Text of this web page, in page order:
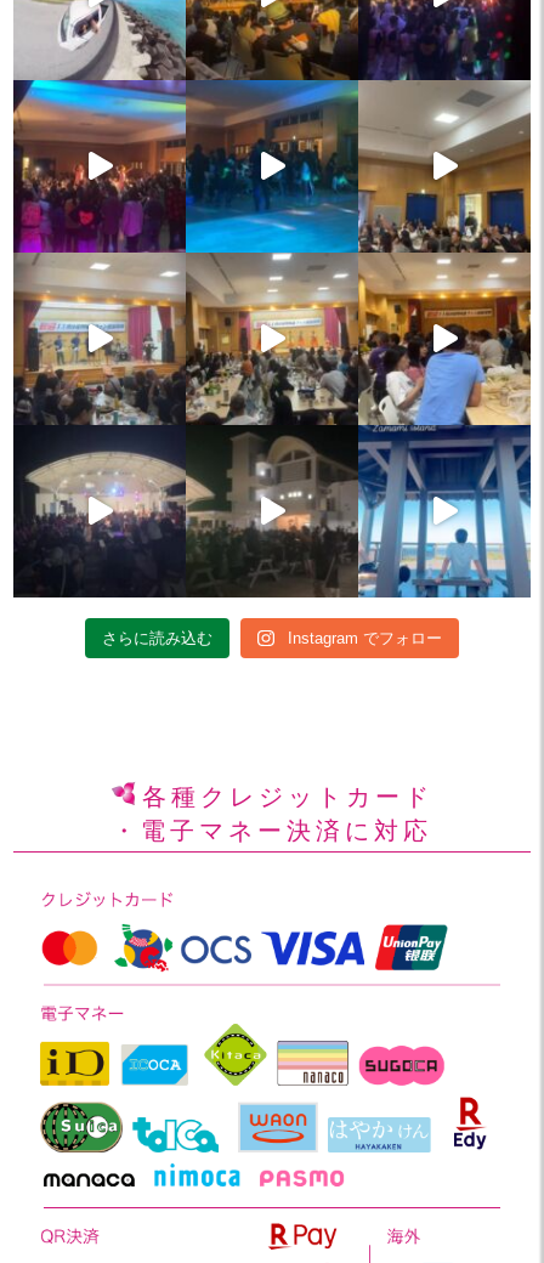
さらに読み込む Instagram でフォロー
各種クレジットカード
・電子マネー決済に対応